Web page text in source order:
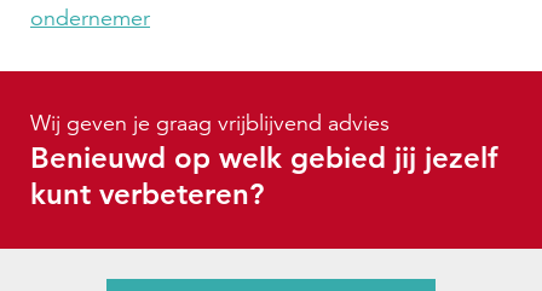
ondernemer
Wij geven je graag vrijblijvend advies
Benieuwd op welk gebied jij jezelf
kunt verbeteren?